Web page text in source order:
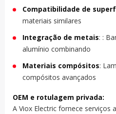
Compatibilidade de
materiais similares
Integração de metais: :
alumínio combinando
Materiais compósitos:
compósitos avançados
OEM e rotulagem privada:
A Viox Electric fornece serviços